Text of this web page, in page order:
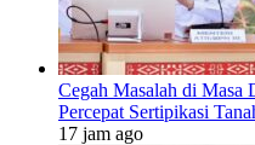
Cegah Masalah di Masa
Percepat Sertipikasi
17 jam ago